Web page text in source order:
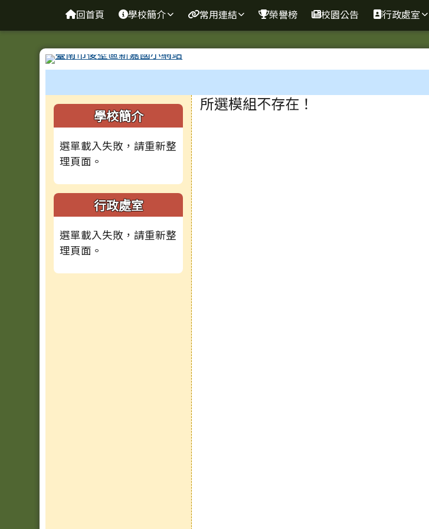
臺南市新嘉國小全球資訊網
回首頁 學校簡介 常用連結 榮譽榜 校園公告 行政處室
左邊區域內容
學校簡介
選單載入失敗，請重新整
理頁面。
行政處室
選單載入失敗，請重新整
理頁面。
主內容區域
所選模組不存在！
頁尾區域